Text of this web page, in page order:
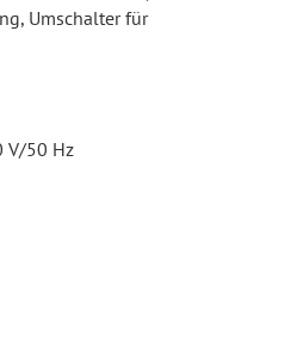
Umschalter für
V/50 Hz